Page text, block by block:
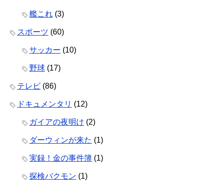
艦これ (3)
スポーツ (60)
サッカー (10)
野球 (17)
テレビ (86)
ドキュメンタリ (12)
ガイアの夜明け (2)
ダーウィンが来た (1)
実録！金の事件簿 (1)
探検バクモン (1)